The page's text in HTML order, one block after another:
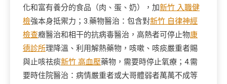
化和富有養分的食品（肉、蛋、奶），加新竹 入職健
檢強本身抵禦力；3.藥物醫治：包含對新竹 自律神經
檢查癥醫治和相干的抗病毒醫治，高熱者可停止物康
德診所理降溫、利用解熱藥物，咳嗽、咳痰嚴重者賜
與止咳祛痰新竹 高血壓藥物，需要時停止氧療；4.需
要時住院醫治：病情嚴重者或大哥體弱者萬萬不成等